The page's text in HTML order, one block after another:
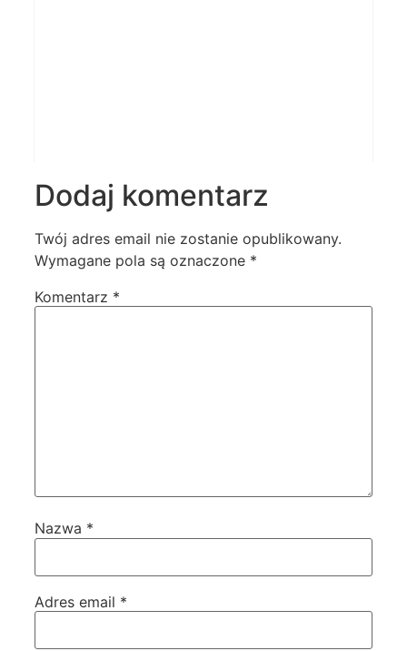
Dodaj komentarz
Twój adres email nie zostanie opublikowany.
Wymagane pola są oznaczone *
Komentarz *
Nazwa *
Adres email *